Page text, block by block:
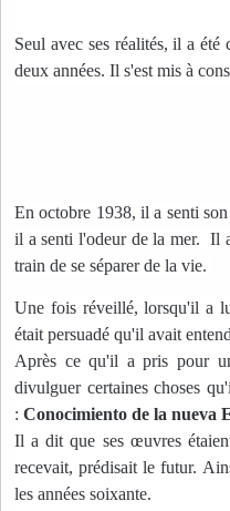
Seul avec ses réalités, il a
deux années. Il s'est mis à
En octobre 1938, il a senti
il a senti l'odeur de la mer. Il
train de se séparer de la vie.
Une fois réveillé, lorsqu'il a
était persuadé qu'il avait
Après ce qu'il a pris pour
divulguer certaines choses
: Conocimiento de la nueva
Il a dit que ses œuvres
recevait, prédisait le futur.
les années soixante.